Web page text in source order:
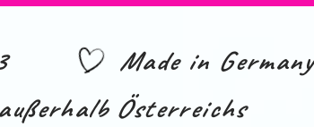
Made in Germany
Österreichs